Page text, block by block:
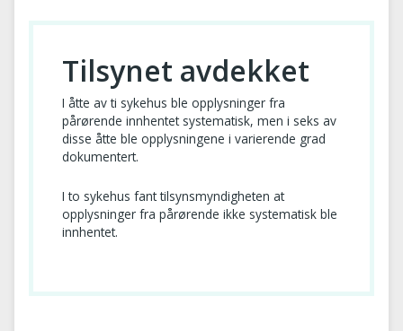
Tilsynet avdekket
I åtte av ti sykehus ble opplysninger fra
pårørende innhentet systematisk, men i seks av
disse åtte ble opplysningene i varierende grad
dokumentert.
I to sykehus fant tilsynsmyndigheten at
opplysninger fra pårørende ikke systematisk ble
innhentet.